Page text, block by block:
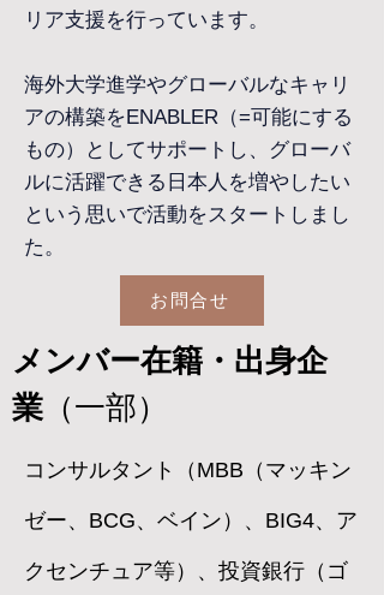
リア支援を行っています。
海外大学進学やグローバルなキャリ
アの構築をENABLER（=可能にする
もの）としてサポートし、グローバ
ルに活躍できる日本人を増やしたい
という思いで活動をスタートしまし
た。
お問合せ
メンバー在籍・出身企
業（一部）
コンサルタント（MBB（マッキン
ゼー、BCG、ベイン）、BIG4、ア
クセンチュア等）、投資銀行（ゴ